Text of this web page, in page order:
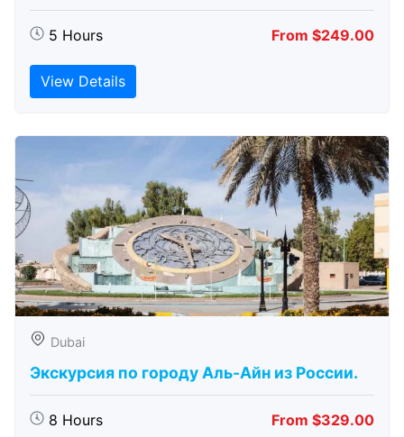
5 Hours From $249.00
View Details
Dubai
Экскурсия по городу Аль-Айн из России.
8 Hours From $329.00